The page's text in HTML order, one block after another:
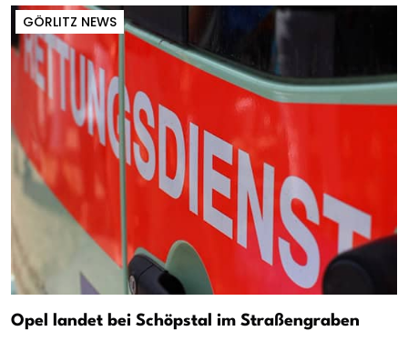
GÖRLITZ NEWS
Opel landet bei Schöpstal im Straßengraben